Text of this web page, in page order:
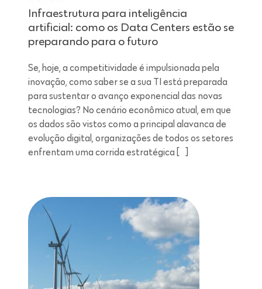
Infraestrutura para inteligência
artificial: como os Data Centers estão se
preparando para o futuro
Se, hoje, a competitividade é impulsionada pela
inovação, como saber se a sua TI está preparada
para sustentar o avanço exponencial das novas
tecnologias? No cenário econômico atual, em que
os dados são vistos como a principal alavanca de
evolução digital, organizações de todos os setores
enfrentam uma corrida estratégica […]